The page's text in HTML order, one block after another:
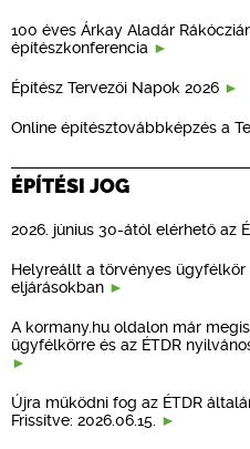
100 éves Árkay Aladár
építészkonferencia
Építész Tervezői Napok 2026
Online építésztovábbképzés a
ÉPÍTÉSI JOG
2026. június 30-ától elérhető az
Helyreállt a törvényes
eljárásokban
A kormany.hu oldalon már
ügyfélkörre és az ÉTDR
Újra működni fog az ÉTDR
Frissítve: 2026.06.15.